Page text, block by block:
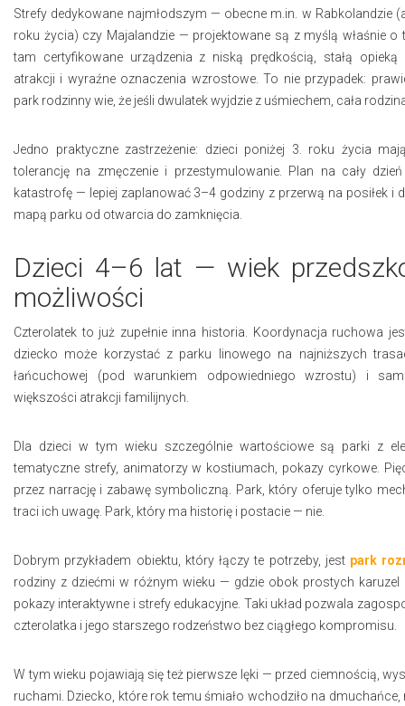
Strefy dedykowane najmłodszym — obecne m.in. w Rabkolandzie
roku życia) czy Majalandzie — projektowane są z myślą właśnie o
tam certyfikowane urządzenia z niską prędkością, stałą opieką
atrakcji i wyraźne oznaczenia wzrostowe. To nie przypadek:
park rodzinny wie, że jeśli dwulatek wyjdzie z uśmiechem, cała
Jedno praktyczne zastrzeżenie: dzieci poniżej 3. roku życia
tolerancję na zmęczenie i przestymulowanie. Plan na cały
katastrofę — lepiej zaplanować 3–4 godziny z przerwą na posiłek i
mapą parku od otwarcia do zamknięcia.
Dzieci 4–6 lat — wiek
możliwości
Czterolatek to już zupełnie inna historia. Koordynacja ruchowa
dziecko może korzystać z parku linowego na najniższych
łańcuchowej (pod warunkiem odpowiedniego wzrostu) i
większości atrakcji familijnych.
Dla dzieci w tym wieku szczególnie wartościowe są parki z
tematyczne strefy, animatorzy w kostiumach, pokazy cyrkowe.
przez narrację i zabawę symboliczną. Park, który oferuje tylko
traci ich uwagę. Park, który ma historię i postacie — nie.
Dobrym przykładem obiektu, który łączy te potrzeby, jest park
rodziny z dziećmi w różnym wieku — gdzie obok prostych karuzel
pokazy interaktywne i strefy edukacyjne. Taki układ pozwala
czterolatka i jego starszego rodzeństwo bez ciągłego kompromisu.
W tym wieku pojawiają się też pierwsze lęki — przed ciemnością,
ruchami. Dziecko, które rok temu śmiało wchodziło na